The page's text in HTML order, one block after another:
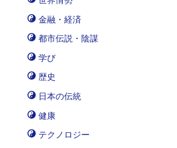
金融・経済
都市伝説・陰謀
学び
歴史
日本の伝統
健康
テクノロジー